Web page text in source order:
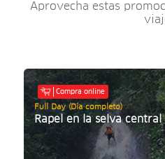
Aprovecha estas
Compra online
Full Day (Día completo)
Rapel en la selva central